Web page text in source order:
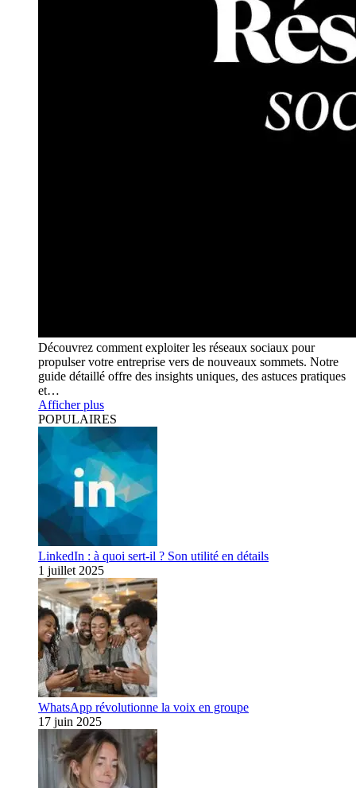
Découvrez comment exploiter les réseaux sociaux pour
propulser votre entreprise vers de nouveaux sommets. Notre
guide détaillé offre des insights uniques, des astuces pratiques
et…
Afficher plus
POPULAIRES
LinkedIn : à quoi sert-il ? Son utilité en détails
1 juillet 2025
WhatsApp révolutionne la voix en groupe
17 juin 2025